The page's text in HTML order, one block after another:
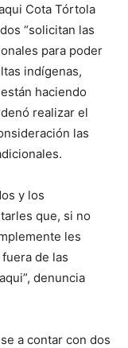
Cota Tórtola
“solicitan las
para poder
indígenas,
haciendo
realizar el
las
y los
que, si no
les
de las
denuncia
a contar con dos